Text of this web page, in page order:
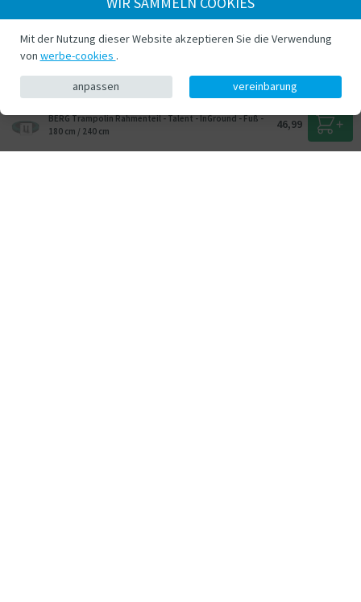
BERG Trampolin Rahmenteil - Talent - InGround - Fuß -
180 cm / 240 cm
46,99
Mit der Nutzung dieser Website akzeptieren Sie die Verwendung
von werbe-cookies .
anpassen vereinbarung